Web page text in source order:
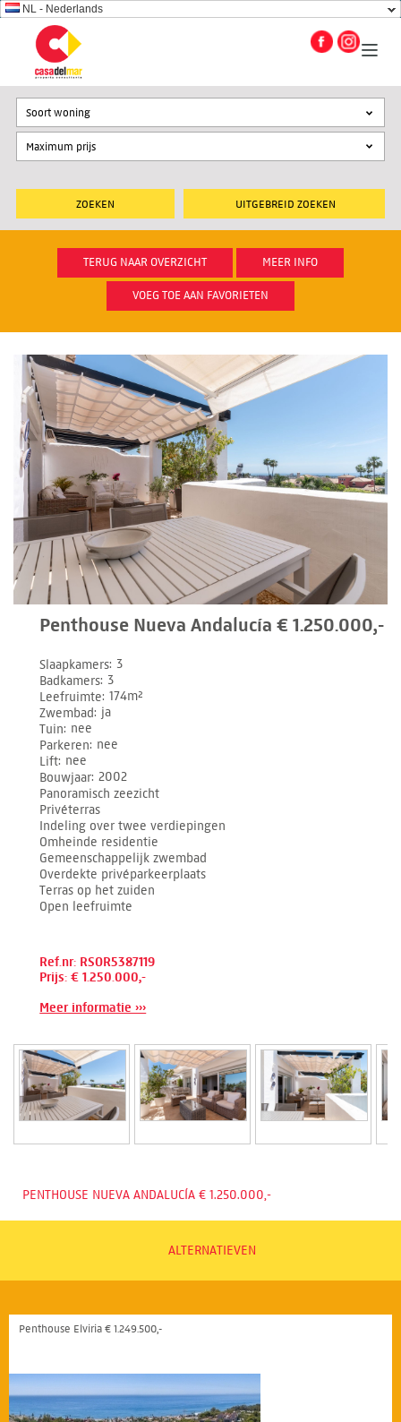
NL - Nederlands
UITGEBREID ZOEKEN
Soort woning
TERUG NAAR OVERZICHT MEER INFO
VOEG TOE AAN FAVORIETEN
Penthouse Nueva Andalucía € 1.250.000,-
Slaapkamers 3
Badkamers 3
Leefruimte 174m²
Zwembad ja
Tuin nee
Parkeren nee
Lift nee
Bouwjaar 2002
Panoramisch zeezicht
Privéterras
Indeling over twee verdiepingen
Omheinde residentie
Gemeenschappelijk zwembad
Overdekte privéparkeerplaats
Terras op het zuiden
Open leefruimte
Ref.nr: RSOR5387119
Prijs: € 1.250.000,-
Meer informatie ›››
PENTHOUSE NUEVA ANDALUCÍA € 1.250.000,-
ALTERNATIEVEN
Penthouse Elviria € 1.249.500,-